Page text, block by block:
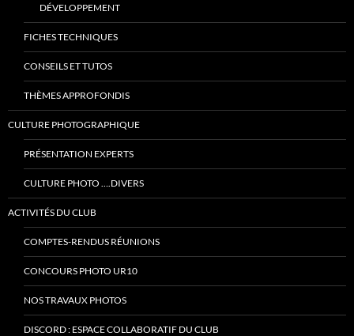
DÉVELOPPEMENT
FICHES TECHNIQUES
CONSEILS ET TUTOS
THÈMES APPROFONDIS
CULTURE PHOTOGRAPHIQUE
PRÉSENTATION EXPERTS
CULTURE PHOTO ….DIVERS
ACTIVITÉS DU CLUB
COMPTES-RENDUS RÉUNIONS
CONCOURS PHOTO UR10
NOS TRAVAUX PHOTOS
DISCORD : ESPACE COLLABORATIF DU CLUB